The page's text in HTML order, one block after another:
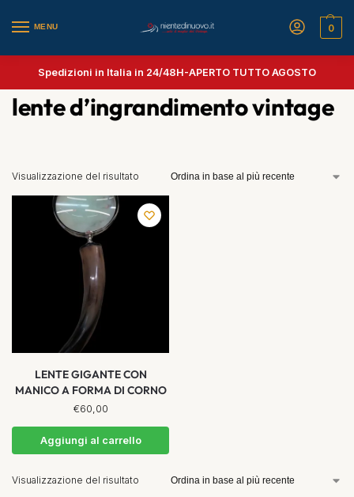
MENU 0
Spedizioni in Italia in 24/48H-APERTO TUTTO AGOSTO
lente d’ingrandimento vintage
Visualizzazione del risultato
LENTE GIGANTE CON
MANICO A FORMA DI CORNO
€60,00
Aggiungi al carrello
Visualizzazione del risultato